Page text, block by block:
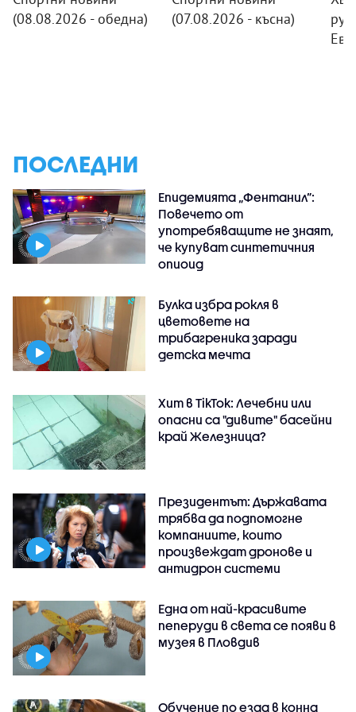
(08.08.2026 - обедна)
(07.08.2026 - късна)
ПОСЛЕДНИ
Епидемията „Фентанил”:
Повечето от
употребяващите не знаят,
че купуват синтетичния
опиоид
Булка избра рокля в
цветовете на
трибагреника заради
детска мечта
Хит в TikTok: Лечебни или
опасни са "дивите" басейни
край Железница?
Президентът: Държавата
трябва да подпомогне
компаниите, които
произвеждат дронове и
антидрон системи
Една от най-красивите
пеперуди в света се появи в
музея в Пловдив
Обучение по езда в конна